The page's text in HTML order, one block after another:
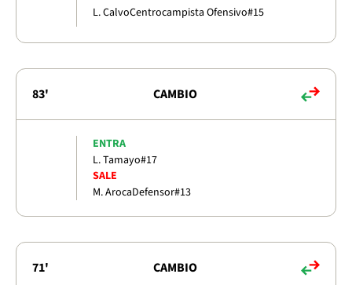
L. CalvoCentrocampista Ofensivo#15
83' CAMBIO
ENTRA
L. Tamayo#17
SALE
M. ArocaDefensor#13
71' CAMBIO